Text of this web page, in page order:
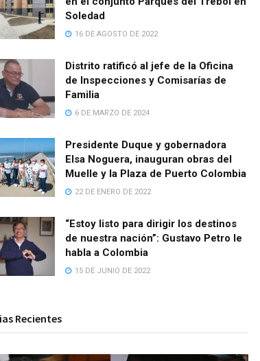
Soledad
16 DE AGOSTO DE 2022
Distrito ratificó al jefe de la Oficina
de Inspecciones y Comisarías de
Familia
6 DE MARZO DE 2024
Presidente Duque y gobernadora
Elsa Noguera, inauguran obras del
Muelle y la Plaza de Puerto Colombia
22 DE ENERO DE 2022
“Estoy listo para dirigir los destinos
de nuestra nación”: Gustavo Petro le
habla a Colombia
15 DE JUNIO DE 2022
Recientes